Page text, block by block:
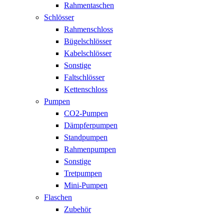
Rahmentaschen
Schlösser
Rahmenschloss
Bügelschlösser
Kabelschlösser
Sonstige
Faltschlösser
Kettenschloss
Pumpen
CO2-Pumpen
Dämpferpumpen
Standpumpen
Rahmenpumpen
Sonstige
Tretpumpen
Mini-Pumpen
Flaschen
Zubehör